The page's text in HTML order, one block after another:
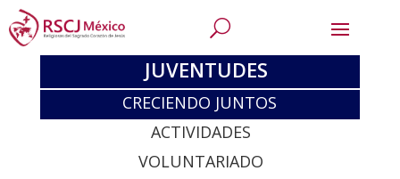
JUVENTUDES
CRECIENDO JUNTOS
ACTIVIDADES
VOLUNTARIADO